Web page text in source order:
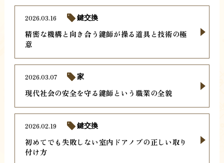
精密な機構と向き合う鍵師が操る道具と技術の極
意
2026.03.16 鍵交換
現代社会の安全を守る鍵師という職業の全貌
2026.03.07 家
初めてでも失敗しない室内ドアノブの正しい取り
付け方
2026.02.19 鍵交換